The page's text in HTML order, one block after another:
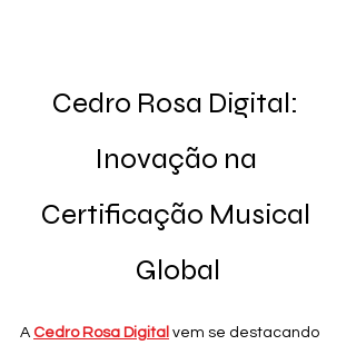
Cedro Rosa Digital:
Inovação na
Certificação Musical
Global
A Cedro Rosa Digital vem se destacando